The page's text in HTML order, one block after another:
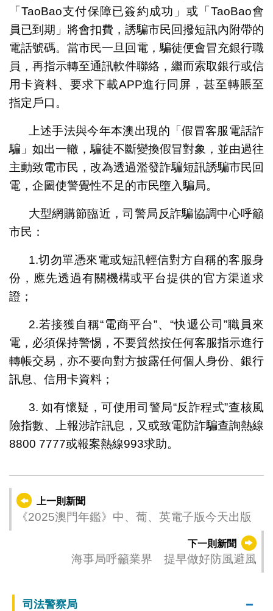
「TaoBao支付保障已簽約成功」或「TaoBao會
員已到期」將會扣費，誘騙市民回撥短訊內附帶的
電話號碼。當市民一旦回電，騙徒便會冒充銀行職
員，再指示轉至通訊軟件聯絡，繼而索取銀行或信
用卡資料、要求下載APP進行同屏，甚至轉賬至
指定戶口。
上述手法與今年本澳出現的「假冒客服電話詐
騙」如出一轍，騙徒不斷變換假冒對象，並由過往
主動致電市民，改為透過濫發詐騙短訊誘騙市民回
電，企圖使警覺性不足的市民墮入騙局。
大型網購節臨近，司警局反詐騙協調中心呼籲
市民：
1.切勿單憑來電或短訊輕信對方自稱的客服身
份，應先透過有關機構或平台提供的官方渠道求
證；
2.若接獲自稱“電商平台”、“快遞公司”職員來
電，必須保持警惕，不要貿然按任何客服指示進行
轉帳交易，亦不要向對方披露任何個人身份、銀行
訊息、信用卡資料；
3. 如有懷疑，可使用司警局“反詐程式”查核風
險指數、上報涉詐訊息，又或致電防詐騙查詢熱線
8800 7777或報案熱線993求助。
上一則新聞
《2025澳門年鑑》中、葡、英電子版今天出版
下一則新聞
海事局呼籲業界 提早做好防風避風
司法警察局